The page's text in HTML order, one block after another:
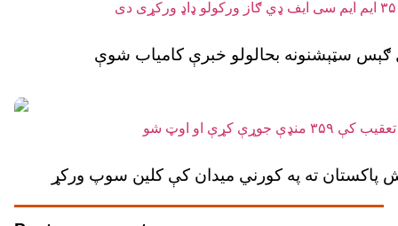
ګېس سټېشنونه بحالولو خبرې کامیاب شوې
ته په کورني میدان کې کلین سوپ ورکړ